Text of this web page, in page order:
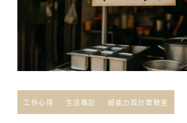
工作心得 生活雜記 超能力設計實驗室